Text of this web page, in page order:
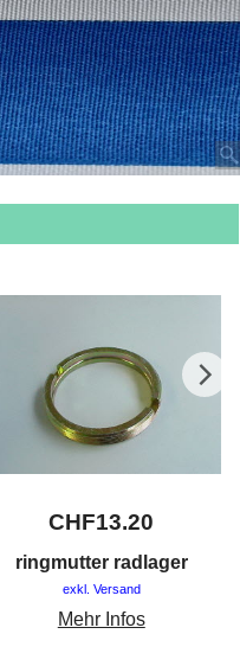
CHF13.20
ringmutter radlager
exkl. Versand
Mehr Infos